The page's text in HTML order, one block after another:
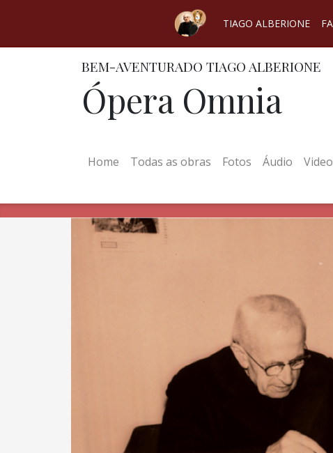
TIAGO ALBERIONE
BEM-AVENTURADO TIAGO ALBERIONE
Ópera Omnia
Home (current)
Todas as obras Fotos Áudio Video